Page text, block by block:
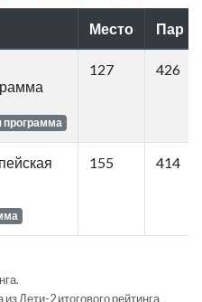
Место Пар
127 426
155 414
Дети-2 итогового рейтинга